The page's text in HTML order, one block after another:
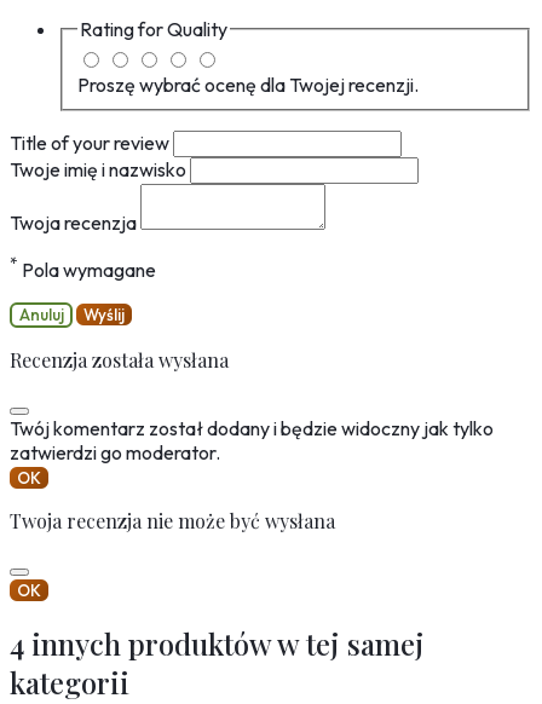
Rating forQuality
Proszę wybrać ocenę dla Twojej recenzji.
Title of your review
Twoje imię i nazwisko
Twoja recenzja
* Pola wymagane
Anuluj Wyślij
Recenzja została wysłana
Twój komentarz został dodany i będzie widoczny jak tylko
zatwierdzi go moderator.
OK
Twoja recenzja nie może być wysłana
OK
4 innych produktów w tej samej
kategorii